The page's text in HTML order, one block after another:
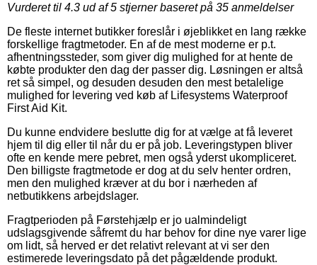
Vurderet til 4.3 ud af 5 stjerner baseret på 35 anmeldelser
De fleste internet butikker foreslår i øjeblikket en lang række
forskellige fragtmetoder. En af de mest moderne er p.t.
afhentningssteder, som giver dig mulighed for at hente de
købte produkter den dag der passer dig. Løsningen er altså
ret så simpel, og desuden desuden den mest betalelige
mulighed for levering ved køb af Lifesystems Waterproof
First Aid Kit.
Du kunne endvidere beslutte dig for at vælge at få leveret
hjem til dig eller til når du er på job. Leveringstypen bliver
ofte en kende mere pebret, men også yderst ukompliceret.
Den billigste fragtmetode er dog at du selv henter ordren,
men den mulighed kræver at du bor i nærheden af
netbutikkens arbejdslager.
Fragtperioden på Førstehjælp er jo ualmindeligt
udslagsgivende såfremt du har behov for dine nye varer lige
om lidt, så herved er det relativt relevant at vi ser den
estimerede leveringsdato på det pågældende produkt.